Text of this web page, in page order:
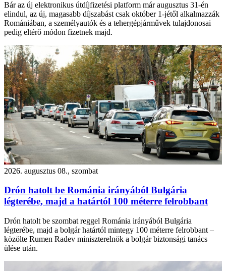
Bár az új elektronikus útdíjfizetési platform már augusztus 31-én
elindul, az új, magasabb díjszabást csak október 1-jétől alkalmazzák
Romániában, a személyautók és a tehergépjárművek tulajdonosai
pedig eltérő módon fizetnek majd.
2026. augusztus 08., szombat
Drón hatolt be Románia irányából Bulgária
légterébe, majd a határtól 100 méterre felrobbant
Drón hatolt be szombat reggel Románia irányából Bulgária
légterébe, majd a bolgár határtól mintegy 100 méterre felrobbant –
közölte Rumen Radev miniszterelnök a bolgár biztonsági tanács
ülése után.